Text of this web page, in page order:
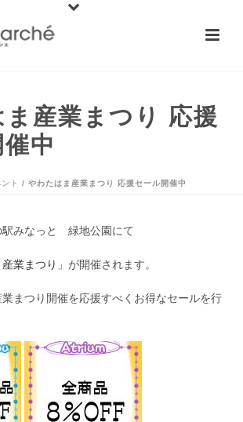
産業まつり 応援
中
ト / やわたはま産業まつり 応援セール開催中
駅みなっと 緑地公園にて
業まつり 」が開催されます。
まつり開催を応援すべくお得なセールを行